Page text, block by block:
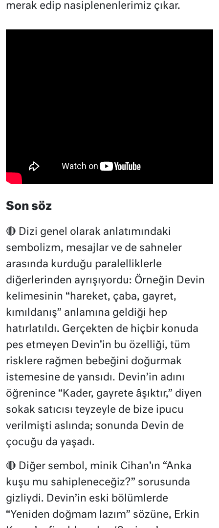
merak edip nasiplenenlerimiz çıkar.
Son söz
🔴 Dizi genel olarak anlatımındaki
sembolizm, mesajlar ve de sahneler
arasında kurduğu paralelliklerle
diğerlerinden ayrışıyordu: Örneğin Devin
kelimesinin “hareket, çaba, gayret,
kımıldanış” anlamına geldiği hep
hatırlatıldı. Gerçekten de hiçbir konuda
pes etmeyen Devin’in bu özelliği, tüm
risklere rağmen bebeğini doğurmak
istemesine de yansıdı. Devin’in adını
öğrenince “Kader, gayrete âşıktır,” diyen
sokak satıcısı teyzeyle de bize ipucu
verilmişti aslında; sonunda Devin de
çocuğu da yaşadı.
🔴 Diğer sembol, minik Cihan’ın “Anka
kuşu mu sahipleneceğiz?” sorusunda
gizliydi. Devin’in eski bölümlerde
“Yeniden doğmam lazım” sözüne, Erkin